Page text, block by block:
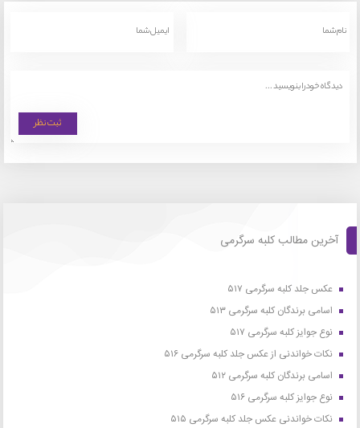
آخرین مطالب کلبه سرگرمی
عکس جلد کلبه سرگرمی ۵۱۷
اسامی برندگان کلبه سرگرمی ۵۱۳
نوع جوایز کلبه سرگرمی ۵۱۷
نکات خواندنی از عکس جلد کلبه سرگرمی ۵۱۶
اسامی برندگان کلبه سرگرمی ۵۱۲
نوع جوایز کلبه سرگرمی ۵۱۶
نکات خواندنی عکس جلد کلبه سرگرمی ۵۱۵